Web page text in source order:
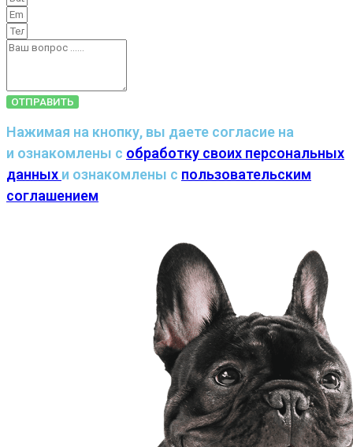
ОТПРАВИТЬ
Нажимая на кнопку, вы даете согласие на
и ознакомлены с обработку своих персональных
данных и ознакомлены с пользовательским
соглашением